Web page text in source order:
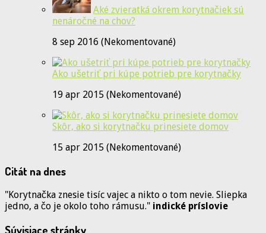
Aké zvieratká okrem korytnačiek sú
nenáročné na chov?
8 sep 2016 (Nekomentované)
Ako ušetriť pri kúpe potrieb pre korytnačky
19 apr 2015 (Nekomentované)
Skôr, ako si korytnačku prinesiete domov
15 apr 2015 (Nekomentované)
Citát na dnes
"Korytnačka znesie tisíc vajec a nikto o tom nevie. Sliepka
jedno, a čo je okolo toho rámusu." indické príslovie
Súvisiace stránky